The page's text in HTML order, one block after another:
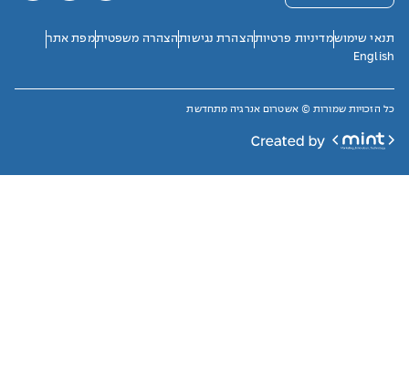
תנאי שימושמדיניות פרטיותהצהרת נגישותהצהרה משפטיתמפת אתר
English
כל הזכויות שמורות © אשטרום אנרגיה מתחדשת